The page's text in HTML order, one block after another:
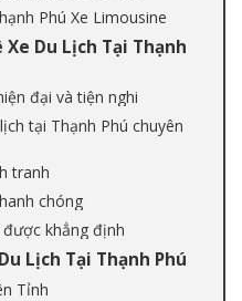
Phú Xe Limousine
Du Lịch Tại Thạnh
đại và tiện nghi
tại Thạnh Phú chuyên
tranh
chóng
khẳng định
Lịch Tại Thạnh Phú
Tỉnh